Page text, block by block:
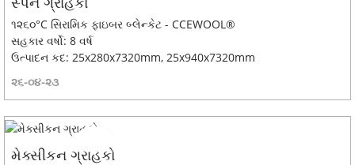
૧૨૬૦°C સિરામિક ફાઇબર બ્લેન્કેટ - CCEWOOL®
સહકાર વર્ષો: 8 વર્ષ
ઉત્પાદન કદ: 25x280x7320mm, 25x940x7320mm
૨૬-૦૪-૨૩
મેક્સીકન ગ્રાહકો